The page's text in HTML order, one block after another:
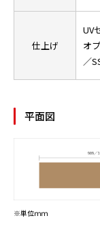
仕上げ
UV
オ
／
平面図
※単位ｍｍ